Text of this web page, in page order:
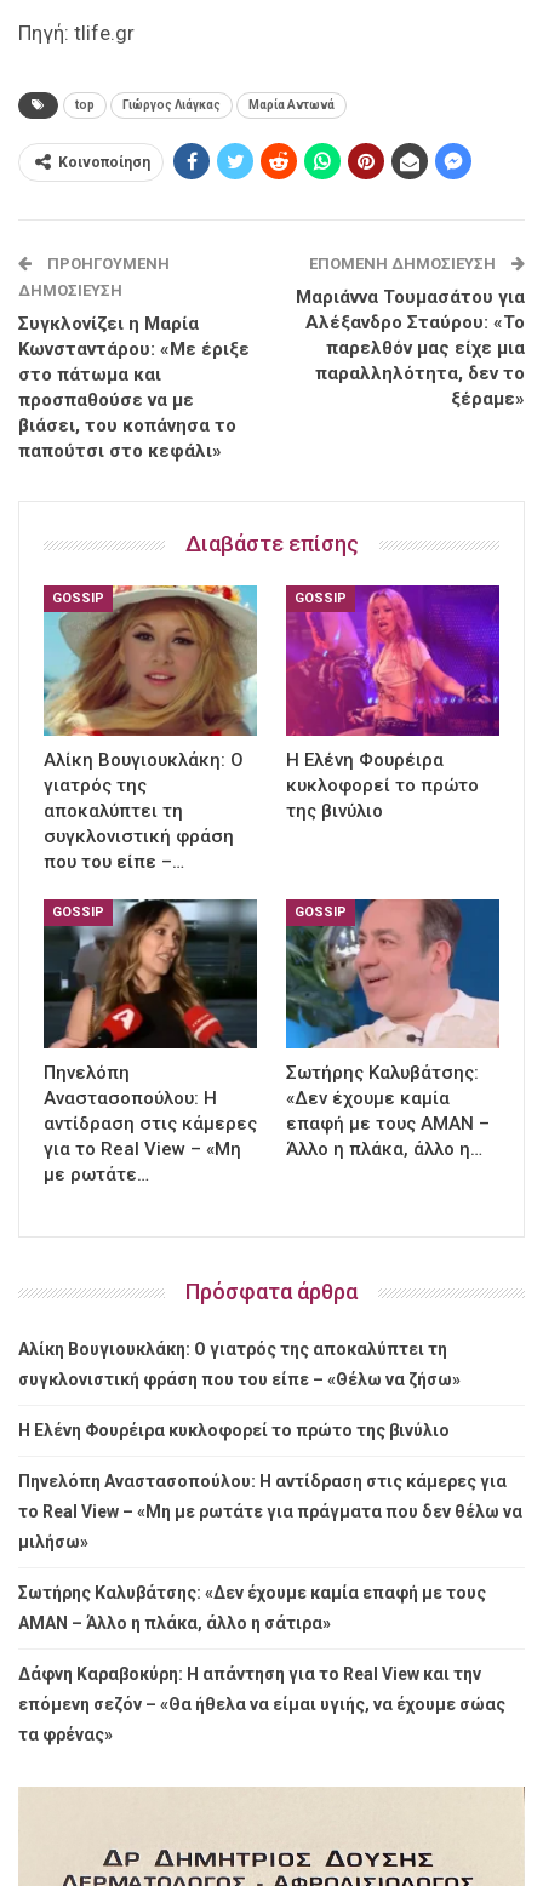
Πηγή: tlife.gr
top Γιώργος Λιάγκας Μαρία Αντωνά
Κοινοποίηση
ΠΡΟΗΓΟΎΜΕΝΗ
ΔΗΜΟΣΊΕΥΣΗ
Συγκλονίζει η Μαρία
Κωνσταντάρου: «Με έριξε
στο πάτωμα και
προσπαθούσε να με
βιάσει, του κοπάνησα το
παπούτσι στο κεφάλι»
ΕΠΌΜΕΝΗ ΔΗΜΟΣΊΕΥΣΗ
Μαριάννα Τουμασάτου για
Αλέξανδρο Σταύρου: «Το
παρελθόν μας είχε μια
παραλληλότητα, δεν το
ξέραμε»
Διαβάστε επίσης
GOSSIP
Αλίκη Βουγιουκλάκη: Ο
γιατρός της
αποκαλύπτει τη
συγκλονιστική φράση
που του είπε –…
GOSSIP
Η Ελένη Φουρέιρα
κυκλοφορεί το πρώτο
της βινύλιο
GOSSIP
Πηνελόπη
Αναστασοπούλου: Η
αντίδραση στις κάμερες
για το Real View – «Μη
με ρωτάτε…
GOSSIP
Σωτήρης Καλυβάτσης:
«Δεν έχουμε καμία
επαφή με τους ΑΜΑΝ –
Άλλο η πλάκα, άλλο η…
Πρόσφατα άρθρα
Αλίκη Βουγιουκλάκη: Ο γιατρός της αποκαλύπτει τη
συγκλονιστική φράση που του είπε – «Θέλω να ζήσω»
Η Ελένη Φουρέιρα κυκλοφορεί το πρώτο της βινύλιο
Πηνελόπη Αναστασοπούλου: Η αντίδραση στις κάμερες για
το Real View – «Μη με ρωτάτε για πράγματα που δεν θέλω να
μιλήσω»
Σωτήρης Καλυβάτσης: «Δεν έχουμε καμία επαφή με τους
ΑΜΑΝ – Άλλο η πλάκα, άλλο η σάτιρα»
Δάφνη Καραβοκύρη: Η απάντηση για το Real View και την
επόμενη σεζόν – «Θα ήθελα να είμαι υγιής, να έχουμε σώας
τα φρένας»